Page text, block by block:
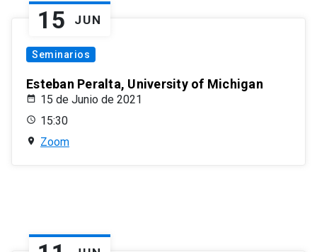
15 JUN
Seminarios
Esteban Peralta, University of Michigan
15 de Junio de 2021
15:30
Zoom